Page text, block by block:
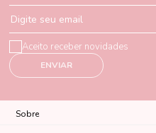
Digite seu email
ENVIAR
Aceito receber novidades
Sobre